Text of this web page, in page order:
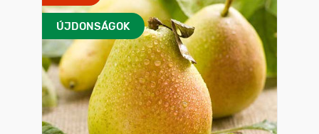
ÚJDONSÁGOK